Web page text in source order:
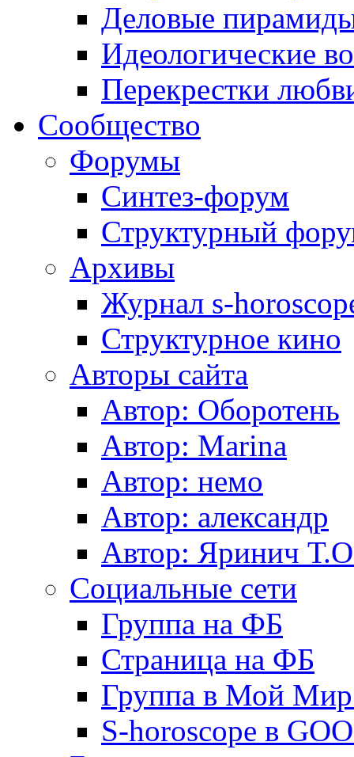
Деловые
Идеологические
Перекрестки
Сообщество
Форумы
Синтез-форум
Структурный
Архивы
Журнал s-
Структурное кино
Авторы сайта
Автор: Оборотень
Автор: Marina
Автор: немo
Автор: александр
Автор: Яринич
Социальные сети
Группа на ФБ
Страница на ФБ
Группа в Мой
S-horoscope в